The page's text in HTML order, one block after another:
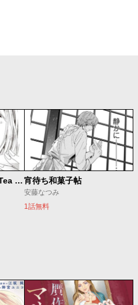
ゴールデンドロップ～Tea With Memory～宵待ち和菓子帖
安藤なつみ
1話無料